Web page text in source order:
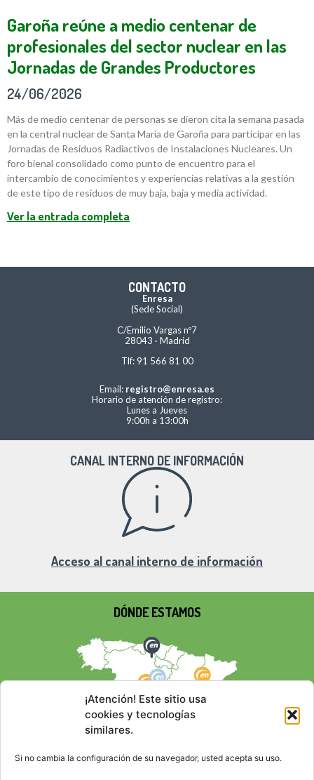
¡Atención! Este sitio usa
cookies y tecnologías
similares.
Si no cambia la configuración de su navegador, usted acepta su uso.
Garoña reúne a medio centenar de
profesionales del sector nuclear en las
Jornadas de Grandes Productores
24/06/2026
Más de medio centenar de personas se dieron cita la semana pasada
en la central nuclear de Santa María de Garoña para participar en las
Jornadas de Residuos Radiactivos de Instalaciones Nucleares. Un
foro bienal consolidado como punto de encuentro para el
intercambio de conocimientos y experiencias relativas a la gestión
de este tipo de residuos de muy baja, baja y media actividad.
Ver la entrada completa
CONTACTO
Enresa
(Sede Social)
C/Emilio Vargas nº7
28043 · Madrid
Tlf: 91 566 81 00
Email: registro@enresa.es
Horario de atención de registro:
Lunes a Jueves
9:00h a 13:00h
CANAL INTERNO DE INFORMACIÓN
Acceso al canal interno de información
DÓNDE ESTAMOS